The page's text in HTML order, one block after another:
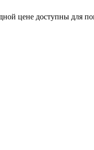
цене доступны для